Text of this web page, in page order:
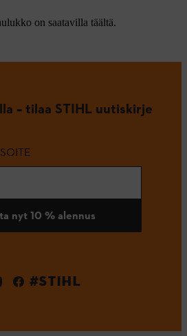
on saatavilla täältä.
– tilaa STIHL uutiskirje
nyt 10 % alennus
#STIHL